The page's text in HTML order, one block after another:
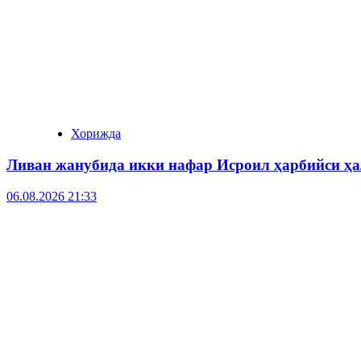
Хорижда
Ливан жанубида икки нафар Исроил ҳарбийси
06.08.2026 21:33